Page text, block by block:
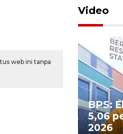
web ini tanpa
Video
BPS:
5,06
2026